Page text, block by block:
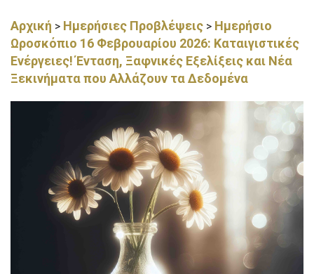
Αρχική > Ημερήσιες Προβλέψεις > Ημερήσιο
Ωροσκόπιο 16 Φεβρουαρίου 2026: Καταιγιστικές
Ενέργειες! Ένταση, Ξαφνικές Εξελίξεις και Νέα
Ξεκινήματα που Αλλάζουν τα Δεδομένα